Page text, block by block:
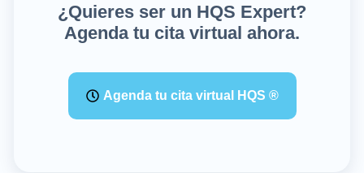
¿Quieres ser un HQS Expert?
Agenda tu cita virtual ahora.
Agenda tu cita virtual HQS ®